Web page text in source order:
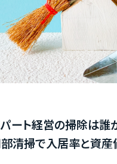
物件一覧
実績紹介
お客様の声
ート経営の掃除は誰
清掃で入居率と資産